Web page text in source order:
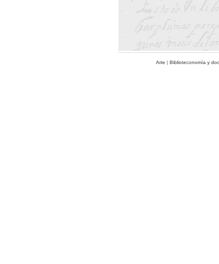
Arte | Biblioteconomía y